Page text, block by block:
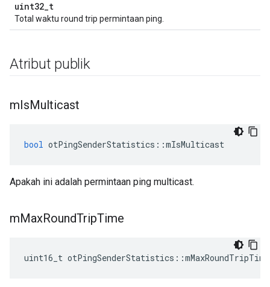
uint32_t
Total waktu round trip permintaan ping.
Atribut publik
mIsMulticast
bool otPingSenderStatistics ::mIsMulticast
Apakah ini adalah permintaan ping multicast.
mMaxRoundTripTime
uint16_t otPingSenderStatistics ::mMaxRoundTripTime